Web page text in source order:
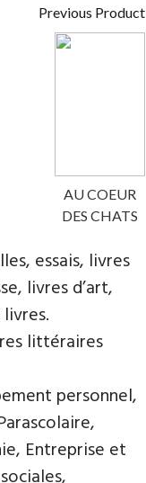
Previous Product
AU COEUR
DES CHATS
essais, livres
livres d’art,
littéraires
personnel,
Entreprise et